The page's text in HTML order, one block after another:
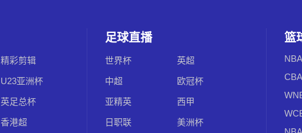
精彩剪辑
U23亚洲杯
英足总杯
香港超
足球直播
世界杯 英超
中超 欧冠杯
亚精英 西甲
日职联 美洲杯
篮
NBA
CBA